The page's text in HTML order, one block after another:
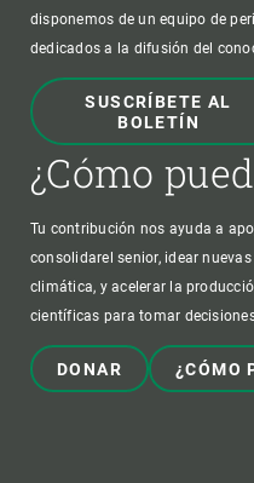
disponemos de un equipo de
dedicados a la difusión del
SUSCRÍBETE AL
BOLETÍN
¿Cómo
Tu contribución nos ayuda a
consolidarel senior, idear
climática, y acelerar la
científicas para tomar
DONAR ¿CÓMO